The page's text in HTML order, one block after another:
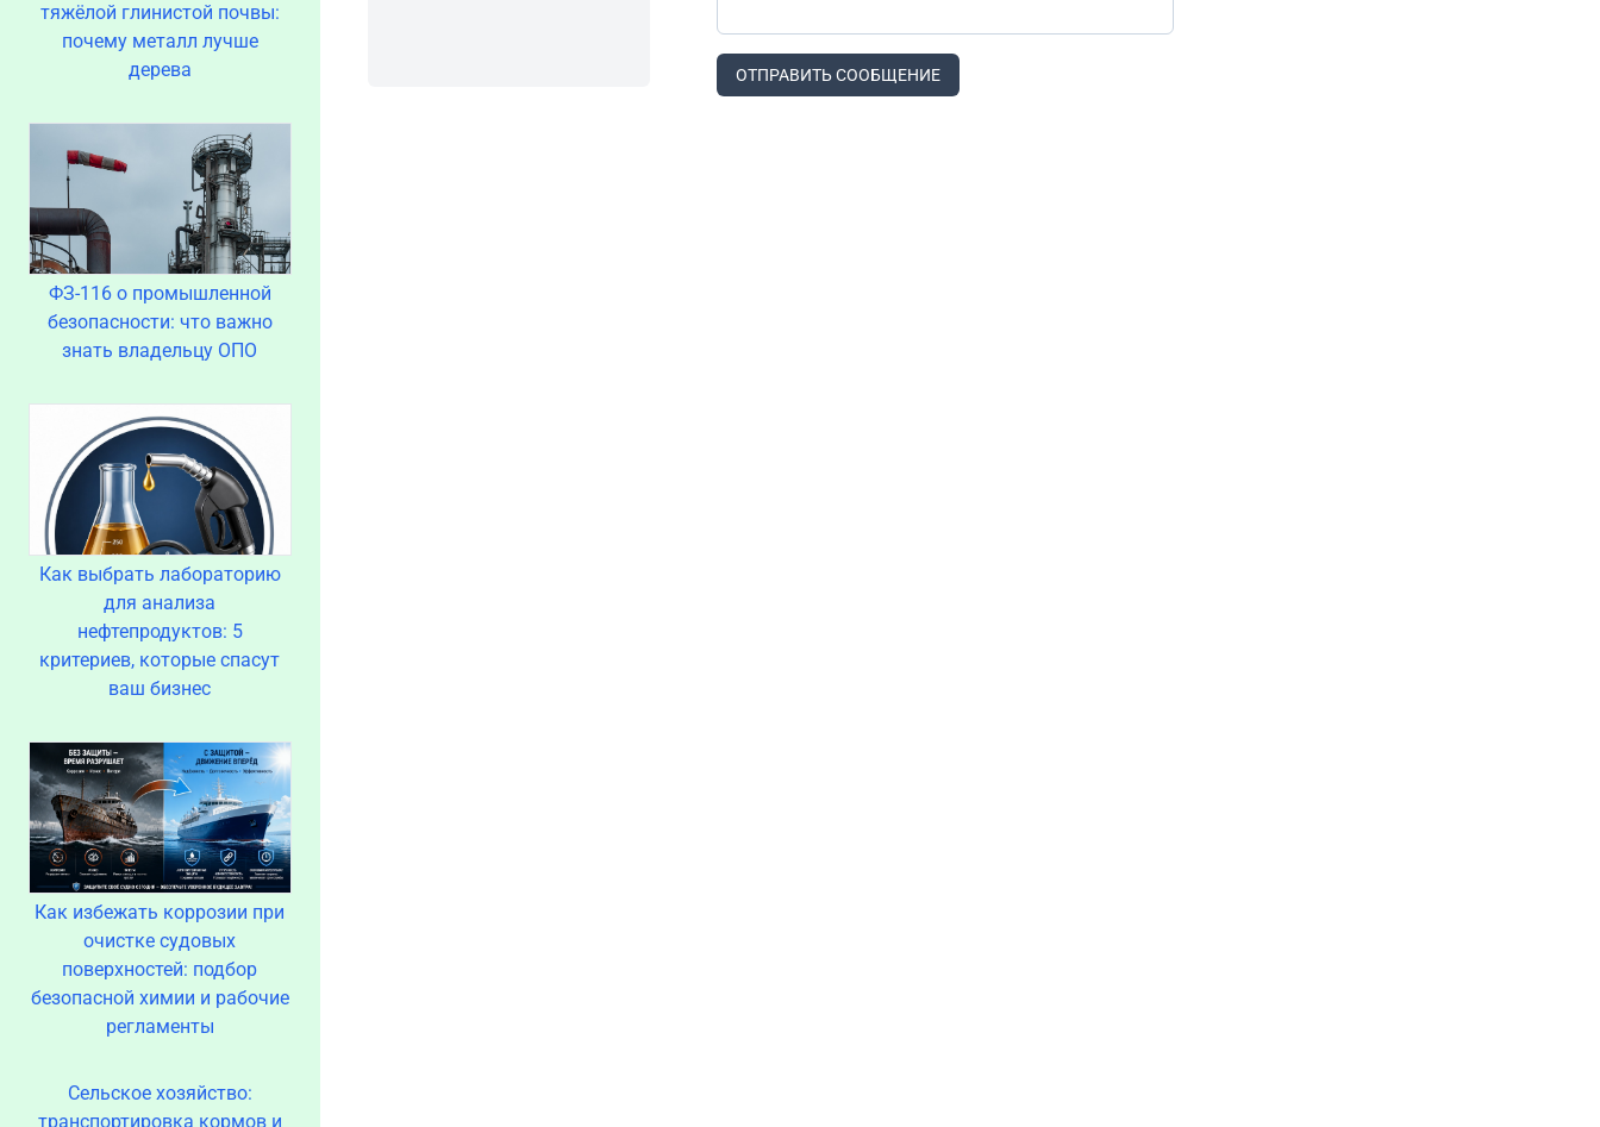
тяжёлой глинистой почвы:
почему металл лучше
дерева
ФЗ-116 о промышленной
безопасности: что важно
знать владельцу ОПО
Как выбрать лабораторию
для анализа
нефтепродуктов: 5
критериев, которые спасут
ваш бизнес
Как избежать коррозии при
очистке судовых
поверхностей: подбор
безопасной химии и рабочие
регламенты
Сельское хозяйство:
транспортировка кормов и
ОТПРАВИТЬ СООБЩЕНИЕ